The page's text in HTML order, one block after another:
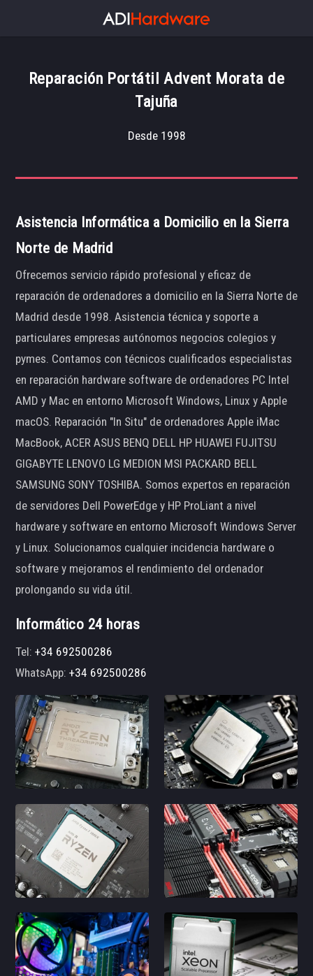
Reparación Portátil Advent Morata de
Tajuña
Desde 1998
Asistencia Informática a Domicilio en la Sierra
Norte de Madrid
Ofrecemos servicio rápido profesional y eficaz de
reparación de ordenadores a domicilio en la Sierra Norte de
Madrid desde 1998. Asistencia técnica y soporte a
particulares empresas autónomos negocios colegios y
pymes. Contamos con técnicos cualificados especialistas
en reparación hardware software de ordenadores PC Intel
AMD y Mac en entorno Microsoft Windows, Linux y Apple
macOS. Reparación "In Situ" de ordenadores Apple iMac
MacBook, ACER ASUS BENQ DELL HP HUAWEI FUJITSU
GIGABYTE LENOVO LG MEDION MSI PACKARD BELL
SAMSUNG SONY TOSHIBA. Somos expertos en reparación
de servidores Dell PowerEdge y HP ProLiant a nivel
hardware y software en entorno Microsoft Windows Server
y Linux. Solucionamos cualquier incidencia hardware o
software y mejoramos el rendimiento del ordenador
prolongando su vida útil.
Informático 24 horas
Tel:+34 692500286
WhatsApp:+34 692500286